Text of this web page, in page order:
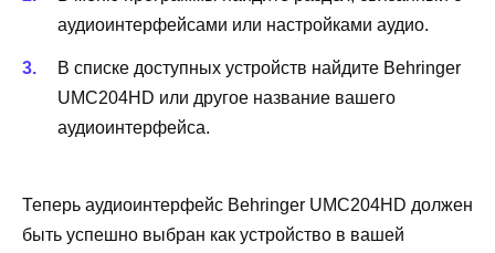
аудиоинтерфейсами или настройками аудио.
В списке доступных устройств найдите Behringer
UMC204HD или другое название вашего
аудиоинтерфейса.
Теперь аудиоинтерфейс Behringer UMC204HD должен
быть успешно выбран как устройство в вашей